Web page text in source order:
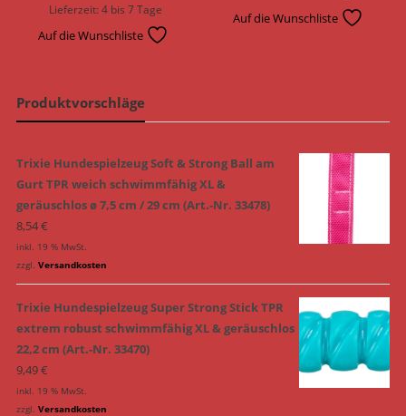
Lieferzeit:4 bis 7 Tage
Auf die Wunschliste
Auf die Wunschliste
Produktvorschläge
Trixie Hundespielzeug Soft & Strong Ball am
Gurt TPR weich schwimmfähig XL &
geräuschlos ø 7,5 cm / 29 cm (Art.-Nr. 33478)
8,54€
inkl. 19 % MwSt.
zzgl. Versandkosten
Trixie Hundespielzeug Super Strong Stick TPR
extrem robust schwimmfähig XL & geräuschlos
22,2 cm (Art.-Nr. 33470)
9,49€
inkl. 19 % MwSt.
zzgl. Versandkosten